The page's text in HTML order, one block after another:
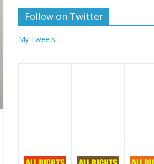
Follow on Twitter
My Tweets